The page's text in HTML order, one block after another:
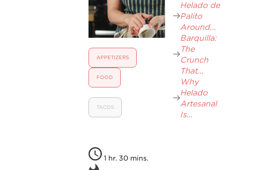
APPETIZERS
FOOD
TACOS
1 hr. 30 mins.
Helado de
Palito
Around...
Barquilla:
The
Crunch
That...
Why
Helado
Artesanal
Is...